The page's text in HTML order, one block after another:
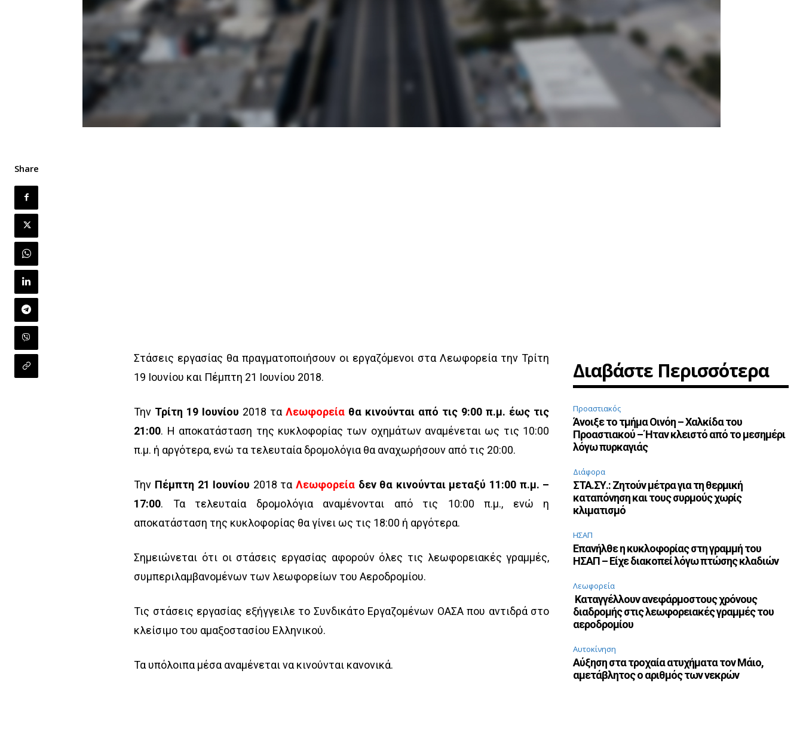
Share
Στάσεις εργασίας θα πραγματοποιήσουν οι εργαζόμενοι στα Λεωφορεία την Τρίτη
19 Ιουνίου και Πέμπτη 21 Ιουνίου 2018.
Την Τρίτη 19 Ιουνίου 2018 ταΛεωφορεία θα κινούνται από τις 9:00 π.μ. έως τις
21:00. Η αποκατάσταση της κυκλοφορίας των οχημάτων αναμένεται ως τις 10:00
π.μ. ή αργότερα, ενώ τα τελευταία δρομολόγια θα αναχωρήσουν από τις 20:00.
Την Πέμπτη 21 Ιουνίου 2018 ταΛεωφορεία δεν θα κινούνται μεταξύ 11:00 π.μ. –
17:00. Τα τελευταία δρομολόγια αναμένονται από τις 10:00 π.μ., ενώ η
αποκατάσταση της κυκλοφορίας θα γίνει ως τις 18:00 ή αργότερα.
Σημειώνεται ότι οι στάσεις εργασίας αφορούν όλες τις λεωφορειακές γραμμές,
συμπεριλαμβανομένων των λεωφορείων του Αεροδρομίου.
Τις στάσεις εργασίας εξήγγειλε το Συνδικάτο Εργαζομένων ΟΑΣΑ που αντιδρά στο
κλείσιμο του αμαξοστασίου Ελληνικού.
Τα υπόλοιπα μέσα αναμένεται να κινούνται κανονικά.
Διαβάστε Περισσότερα
Προαστιακός
Άνοιξε το τμήμα Οινόη – Χαλκίδα του
Προαστιακού – Ήταν κλειστό από το μεσημέρι
λόγω πυρκαγιάς
Διάφορα
ΣΤΑ.ΣΥ.: Ζητούν μέτρα για τη θερμική
καταπόνηση και τους συρμούς χωρίς
κλιματισμό
ΗΣΑΠ
Επανήλθε η κυκλοφορίας στη γραμμή του
ΗΣΑΠ – Είχε διακοπεί λόγω πτώσης κλαδιών
Λεωφορεία
Καταγγέλλουν ανεφάρμοστους χρόνους
διαδρομής στις λεωφορειακές γραμμές του
αεροδρομίου
Αυτοκίνηση
Αύξηση στα τροχαία ατυχήματα τον Μάιο,
αμετάβλητος ο αριθμός των νεκρών